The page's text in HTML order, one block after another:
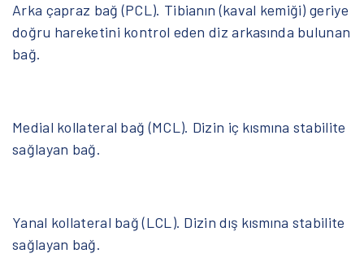
Arka çapraz bağ (PCL). Tibianın (kaval kemiği) geriye
doğru hareketini kontrol eden diz arkasında bulunan
bağ.
Medial kollateral bağ (MCL). Dizin iç kısmına stabilite
sağlayan bağ.
Yanal kollateral bağ (LCL). Dizin dış kısmına stabilite
sağlayan bağ.